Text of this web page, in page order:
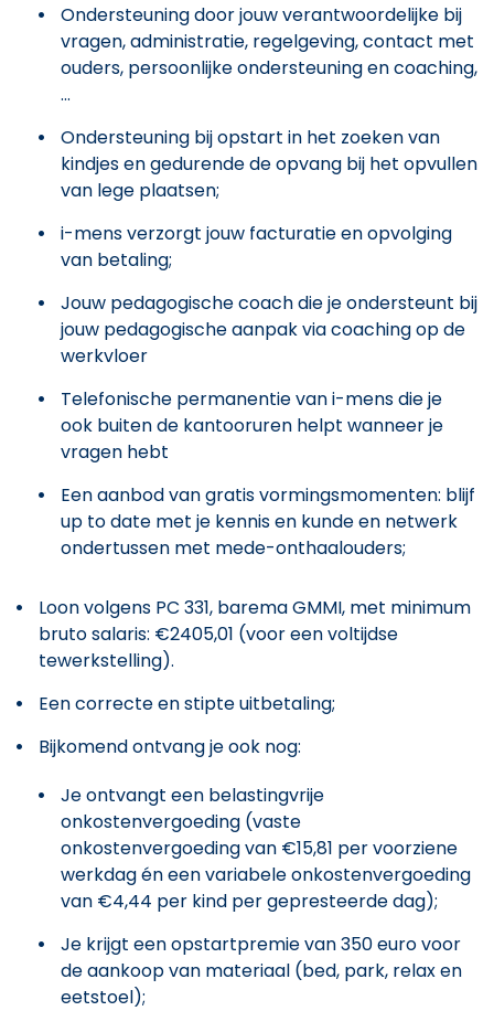
Ondersteuning door jouw verantwoordelijke bij
vragen, administratie, regelgeving, contact met
ouders, persoonlijke ondersteuning en coaching,
...
Ondersteuning bij opstart in het zoeken van
kindjes en gedurende de opvang bij het opvullen
van lege plaatsen;
i-mens verzorgt jouw facturatie en opvolging
van betaling;
Jouw pedagogische coach die je ondersteunt bij
jouw pedagogische aanpak via coaching op de
werkvloer
Telefonische permanentie van i-mens die je
ook buiten de kantooruren helpt wanneer je
vragen hebt
Een aanbod van gratis vormingsmomenten: blijf
up to date met je kennis en kunde en netwerk
ondertussen met mede-onthaalouders;
Loon volgens PC 331, barema GMMI, met minimum
bruto salaris: €2405,01 (voor een voltijdse
tewerkstelling).
Een correcte en stipte uitbetaling;
Bijkomend ontvang je ook nog:
Je ontvangt een belastingvrije
onkostenvergoeding (vaste
onkostenvergoeding van €15,81 per voorziene
werkdag én een variabele onkostenvergoeding
van €4,44 per kind per gepresteerde dag);
Je krijgt een opstartpremie van 350 euro voor
de aankoop van materiaal (bed, park, relax en
eetstoel);